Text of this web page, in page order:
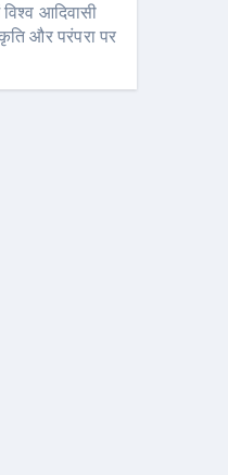
आदिवासी
और परंपरा पर